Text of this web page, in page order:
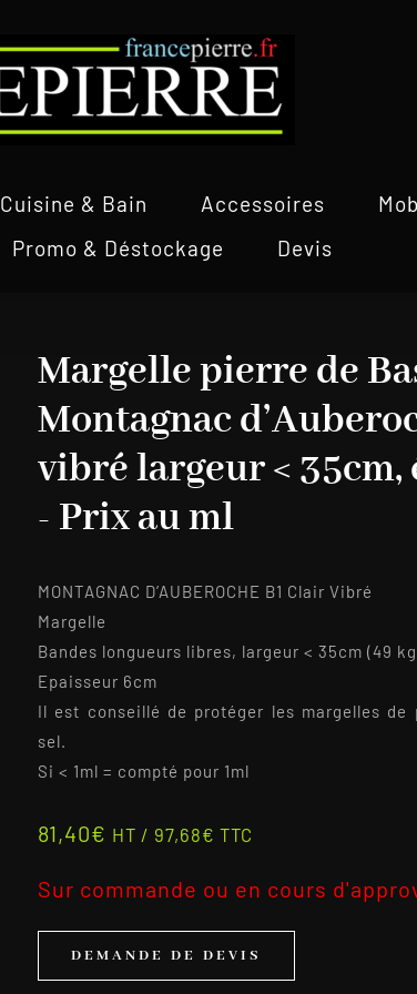
Cuisine & Bain Accessoires
Promo & Déstockage Devis
Margelle pierre de
Montagnac
vibré largeur < 35cm,
- Prix au ml
MONTAGNAC D’AUBEROCHE B1 Clair Vibré
Margelle
Bandes longueurs libres, largeur < 35cm (49
Epaisseur 6cm
Il est conseillé de protéger les margelles
sel.
Si < 1ml = compté pour 1ml
81,40€ HT / 97,68€ TTC
Sur commande ou en cours
DEMANDE DE DEVIS